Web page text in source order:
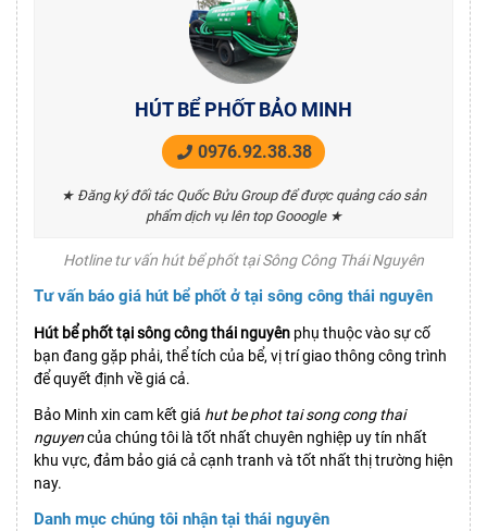
HÚT BỂ PHỐT BẢO MINH
0976.92.38.38
★ Đăng ký đối tác Quốc Bửu Group để được quảng cáo sản
phẩm dịch vụ lên top Gooogle ★
Hotline tư vấn hút bể phốt tại Sông Công Thái Nguyên
Tư vấn báo giá hút bể phốt ở tại sông công thái nguyên
Hút bể phốt tại sông công thái nguyên phụ thuộc vào sự cố
bạn đang gặp phải, thể tích của bể, vị trí giao thông công trình
để quyết định về giá cả.
Bảo Minh xin cam kết giá hut be phot tai song cong thai
nguyencủa chúng tôi là tốt nhất chuyên nghiệp uy tín nhất
khu vực, đảm bảo giá cả cạnh tranh và tốt nhất thị trường hiện
nay.
Danh mục chúng tôi nhận tại thái nguyên